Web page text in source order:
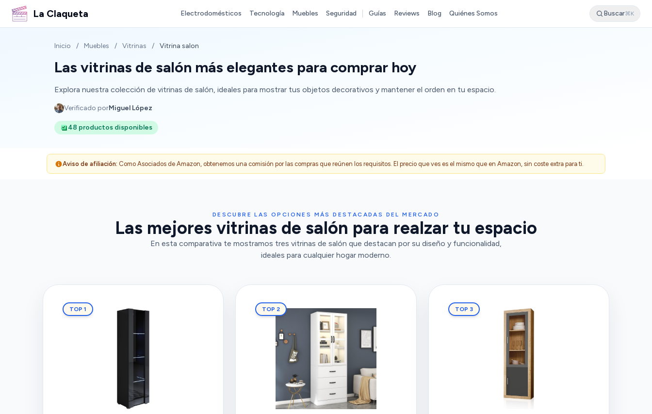
La Claqueta Electrodomésticos Tecnología Muebles Seguridad Guías Reviews Blog Quiénes Somos Buscar⌘K
Inicio / Muebles / Vitrinas / Vitrina salon
Las vitrinas de salón más elegantes para comprar hoy
Explora nuestra colección de vitrinas de salón, ideales para mostrar tus objetos decorativos y mantener el orden en tu espacio.
Verificado porMiguel López
48 productos disponibles
Aviso de afiliación: Como Asociados de Amazon, obtenemos una comisión por las compras que reúnen los requisitos. El precio que ves es el mismo que en Amazon, sin coste extra para ti.
DESCUBRE LAS OPCIONES MÁS DESTACADAS DEL MERCADO
Las mejores vitrinas de salón para realzar tu espacio
En esta comparativa te mostramos tres vitrinas de salón que destacan por su diseño y funcionalidad,
ideales para cualquier hogar moderno.
TOP 1 TOP 2 TOP 3